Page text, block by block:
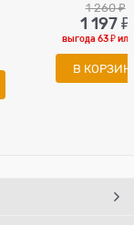
1 260 ₽
1 197 ₽
выгода63 ₽
В